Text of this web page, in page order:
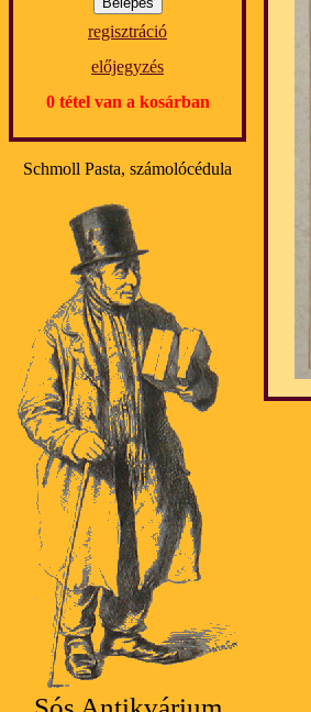
regisztráció
előjegyzés
0 tétel van a kosárban
Schmoll Pasta, számolócédula